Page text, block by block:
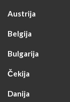
Austrija
Belgija
Bulgarija
Čekija
Danija